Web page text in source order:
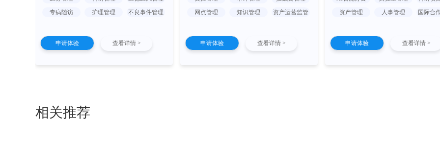
专病随访
护理管理 不良事件管理
申请体验 查看详情 >
网点管理
知识管理 资产运营监管
申请体验 查看详情 >
资产管理
人事管理 国际合
申请体验 查看详情 >
相关推荐